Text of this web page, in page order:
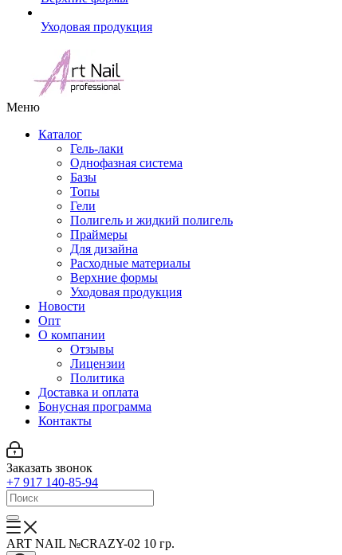
Уходовая продукция
Меню
Каталог
Гель-лаки
Однофазная система
Базы
Топы
Гели
Полигель и жидкий полигель
Праймеры
Для дизайна
Расходные материалы
Верхние формы
Уходовая продукция
Новости
Опт
О компании
Отзывы
Лицензии
Политика
Доставка и оплата
Бонусная программа
Контакты
Заказать звонок
+7 917 140-85-94
ART NAIL №CRAZY-02 10 гр.